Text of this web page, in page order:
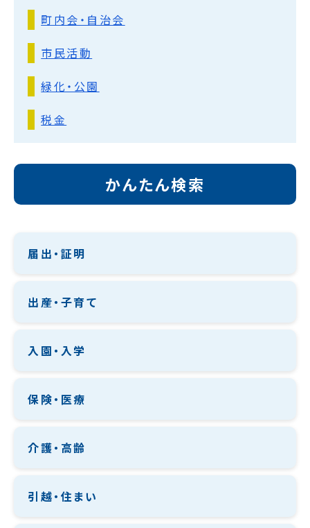
町内会・自治会
市民活動
緑化・公園
税金
かんたん検索
届出・証明
出産・子育て
入園・入学
保険・医療
介護・高齢
引越・住まい